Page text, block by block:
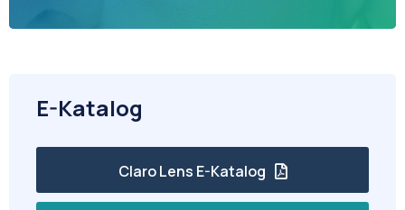
E-Katalog
Claro Lens E-Katalog